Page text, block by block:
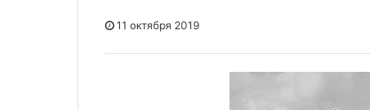
11 октября 2019